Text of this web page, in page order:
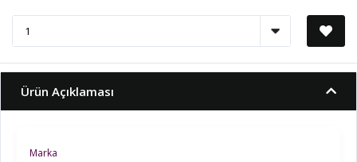
Ürün Açıklaması
Marka